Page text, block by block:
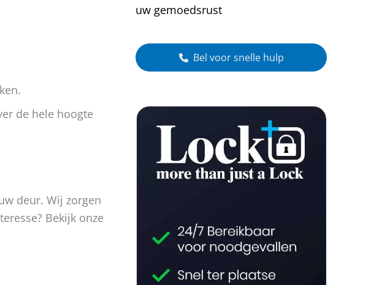
de hele hoogte
deur. Wij zorgen
Bekijk onze
uw gemoedsrust
Bel voor snelle hulp